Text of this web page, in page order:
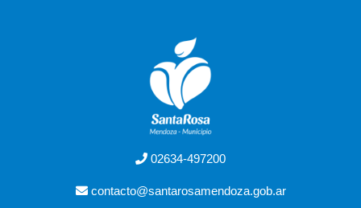
02634-497200
contacto@santarosamendoza.gob.ar